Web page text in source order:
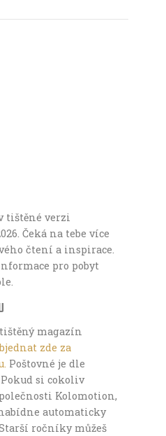
tištěné verzi
Čeká na tebe více
čtení a inspirace.
pro pobyt
magazín
zde za
Poštovné je dle
si cokoliv
Kolomotion,
automaticky
ročníky můžeš